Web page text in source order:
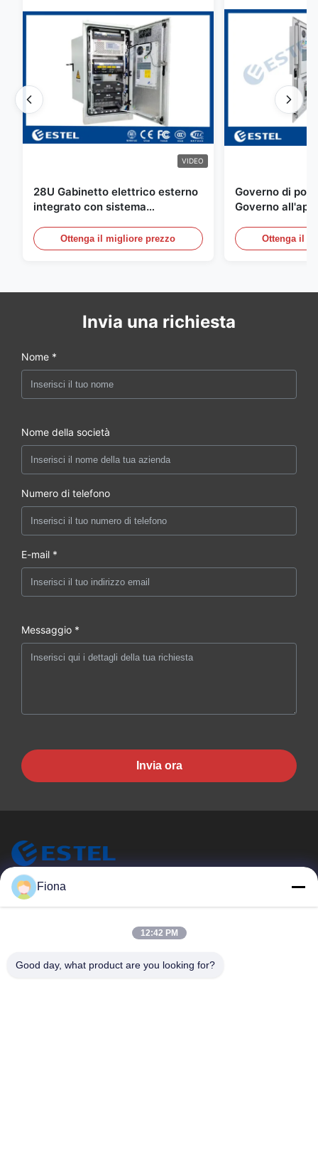
VIDEO
28U Gabinetto elettrico esterno
integrato con sistema
Ottenga il migliore prezzo
Governo di
Governo
sensore
della porta
Ottenga il
Invia una richiesta
Nome *
Nome della società
Numero di telefono
E-mail *
Messaggio *
Invia ora
ESTEL (GUANGDONG) TECHNOLOGY CO., LTD.
Casa.
Nuovo
Fiona
12:42 PM
Good day, what product are you looking for?